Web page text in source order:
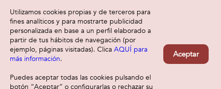
Formas de pago
Utilizamos cookies propias y de terceros para
fines analíticos y para mostrarte publicidad
personalizada en base a un perfil elaborado a
partir de tus hábitos de navegación (por
ejemplo, páginas visitadas). Clica AQUÍ para
más información.
Puedes aceptar todas las cookies pulsando el
botón “Aceptar” o configurarlas o rechazar su
Aceptar